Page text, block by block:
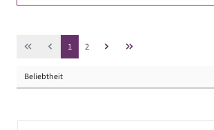
Seite
1 Seite
2